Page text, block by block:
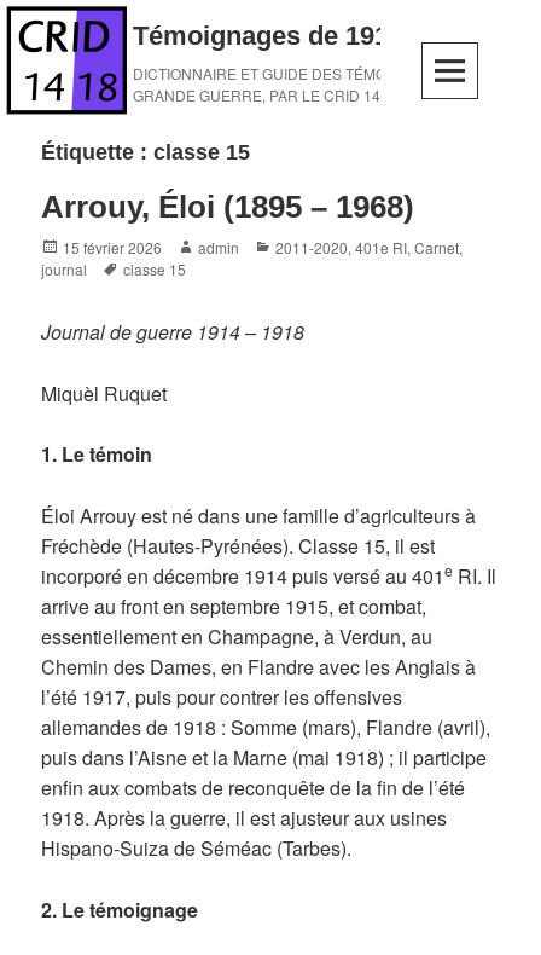
Skip
content
Témoignages de 1914-1918
DICTIONNAIRE ET GUIDE DES TÉMOINS DE LA
GRANDE GUERRE, PAR LE CRID 14-18
Étiquette :classe 15
Arrouy, Éloi (1895 – 1968)
Posted
on
15 février 2026 Author
admin Categories
2011-2020,401e RI,Carnet,
journal
Tags
classe 15
Journal de guerre 1914 – 1918
Miquèl Ruquet
1. Le témoin
Éloi Arrouy est né dans une famille d’agriculteurs à
Fréchède (Hautes-Pyrénées). Classe 15, il est
incorporé en décembre 1914 puis versé au 401e RI. Il
arrive au front en septembre 1915, et combat,
essentiellement en Champagne, à Verdun, au
Chemin des Dames, en Flandre avec les Anglais à
l’été 1917, puis pour contrer les offensives
allemandes de 1918 : Somme (mars), Flandre (avril),
puis dans l’Aisne et la Marne (mai 1918) ; il participe
enfin aux combats de reconquête de la fin de l’été
1918. Après la guerre, il est ajusteur aux usines
Hispano-Suiza de Séméac (Tarbes).
2. Le témoignage